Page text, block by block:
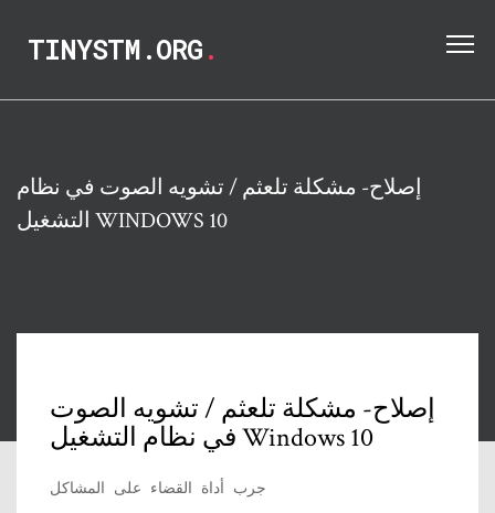
TINYSTM.ORG.
إصلاح- مشكلة تلعثم / تشويه الصوت في نظام
التشغيل WINDOWS 10
إصلاح- مشكلة تلعثم / تشويه الصوت
في نظام التشغيل Windows 10
جرب أداة القضاء على المشاكل